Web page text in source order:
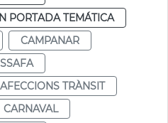
PORTADA TEMÁTICA
CAMPANAR
AFECCIONS TRÀNSIT
CARNAVAL